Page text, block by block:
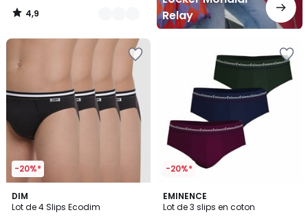
4,9
/
Relay
-20%*
DIM
Lot de 4 Slips Ecodim
4,5
/ 5
-20%*
EMINENCE
Lot de 3 slips en coton
4,7
/ 5
2
Couleurs